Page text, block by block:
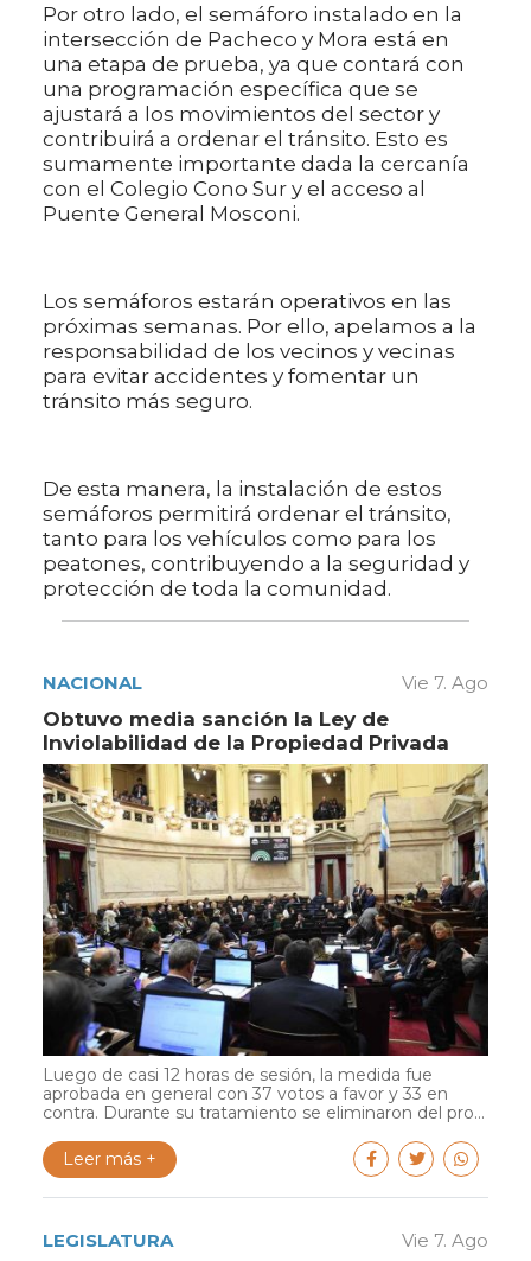
Por otro lado, el semáforo instalado en la
intersección de Pacheco y Mora está en
una etapa de prueba, ya que contará con
una programación específica que se
ajustará a los movimientos del sector y
contribuirá a ordenar el tránsito. Esto es
sumamente importante dada la cercanía
con el Colegio Cono Sur y el acceso al
Puente General Mosconi.
Los semáforos estarán operativos en las
próximas semanas. Por ello, apelamos a la
responsabilidad de los vecinos y vecinas
para evitar accidentes y fomentar un
tránsito más seguro.
De esta manera, la instalación de estos
semáforos permitirá ordenar el tránsito,
tanto para los vehículos como para los
peatones, contribuyendo a la seguridad y
protección de toda la comunidad.
NACIONAL Vie 7. Ago
Obtuvo media sanción la Ley de
Inviolabilidad de la Propiedad Privada
Luego de casi 12 horas de sesión, la medida fue
aprobada en general con 37 votos a favor y 33 en
contra. Durante su tratamiento se eliminaron del pro...
Leer más +
LEGISLATURA Vie 7. Ago